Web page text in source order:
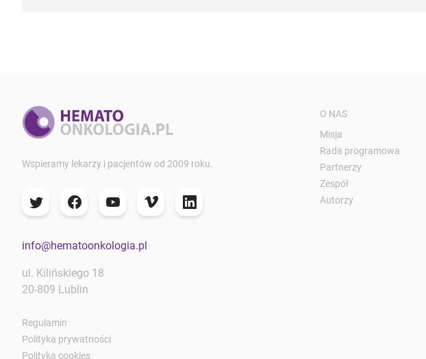
Wspieramy lekarzy i pacjentów od 2009 roku.
info@hematoonkologia.pl
ul. Kilińskiego 18
20-809 Lublin
Regulamin
Polityka prywatności
Polityka cookies
O NAS
Misja
Rada programowa
Partnerzy
Zespół
Autorzy